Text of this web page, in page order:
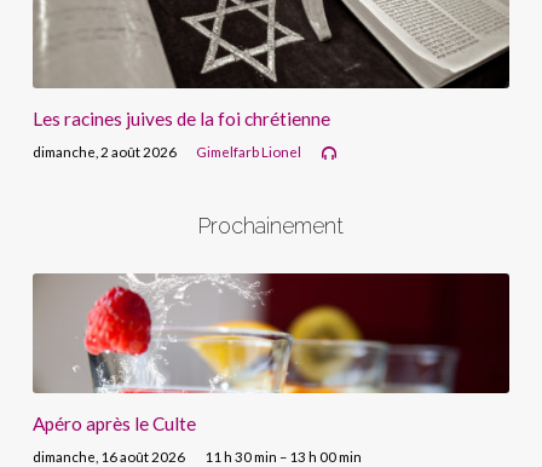
Les racines juives de la foi chrétienne
dimanche, 2 août 2026 Gimelfarb Lionel
Prochainement
Apéro après le Culte
dimanche, 16 août 2026 11 h 30 min – 13 h 00 min